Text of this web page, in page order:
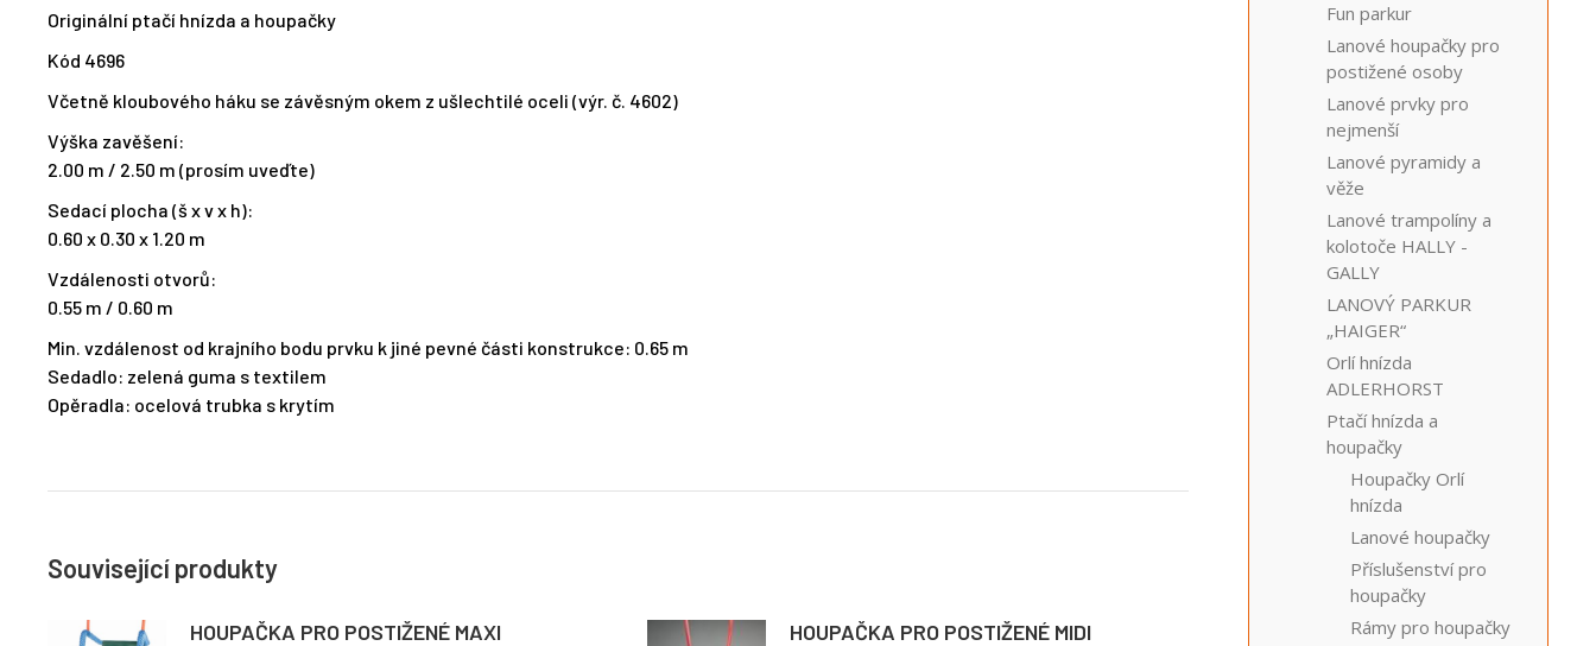
Originální ptačí hnízda a houpačky
Kód 4696
Včetně kloubového háku se závěsným okem z ušlechtilé oceli (výr. č. 4602)
Výška zavěšení:
2.00 m / 2.50 m (prosím uveďte)
Sedací plocha (š x v x h):
0.60 x 0.30 x 1.20 m
Vzdálenosti otvorů:
0.55 m / 0.60 m
Min. vzdálenost od krajního bodu prvku k jiné pevné části konstrukce: 0.65 m
Sedadlo: zelená guma s textilem
Opěradla: ocelová trubka s krytím
Související produkty
HOUPAČKA PRO POSTIŽENÉ MAXI HOUPAČKA PRO POSTIŽENÉ MIDI
Fun parkur
Lanové houpačky pro
postižené osoby
Lanové prvky pro
nejmenší
Lanové pyramidy a
věže
Lanové trampolíny a
kolotoče HALLY -
GALLY
LANOVÝ PARKUR
„HAIGER“
Orlí hnízda
ADLERHORST
Ptačí hnízda a
houpačky
Houpačky Orlí
hnízda
Lanové houpačky
Příslušenství pro
houpačky
Rámy pro houpačky